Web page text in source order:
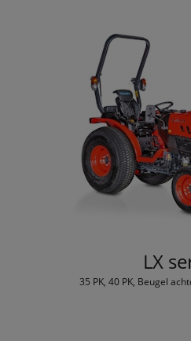
LX
35 PK, 40 PK, Beugel